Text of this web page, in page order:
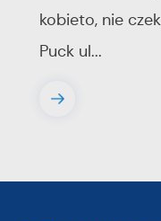
kobieto, nie
Puck ul...